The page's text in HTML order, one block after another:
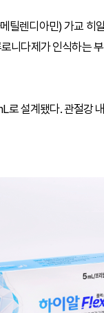
틸렌디아민) 가교 히
니다제가 인식하는
로 설계됐다. 관절강